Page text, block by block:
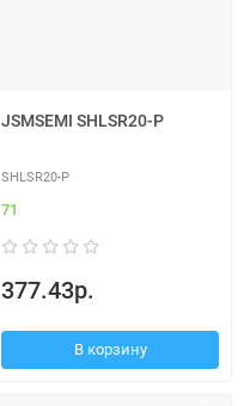
JSMSEMI SHLSR20-P
SHLSR20-P
71
377.43р.
В корзину